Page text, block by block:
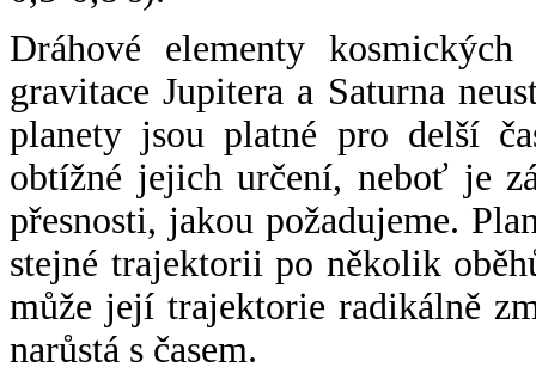
Dráhové elementy
gravitace Jupitera a Saturna
planety jsou platné pro delší
obtížné jejich určení, neboť je
přesnosti, jakou požadujeme.
stejné trajektorii po několik
může její trajektorie radikálně
narůstá s časem.